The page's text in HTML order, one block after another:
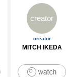
creator
creator
MITCH IKEDA